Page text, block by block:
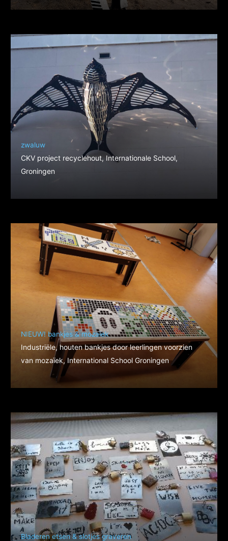
zwaluw
CKV project recyclehout, Internationale School,
Groningen
NIEUW! bankjes & mozaïek
Industriële, houten bankjes door leerlingen voorzien
van mozaïek, International School Groningen
Bladeren etsen & slotjes graveren